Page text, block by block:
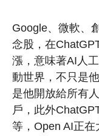
Google、微軟、
念股，在
漲，意味著AI人
動世界，不只是
是他開放給所有
戶，此外
等，Open AI正